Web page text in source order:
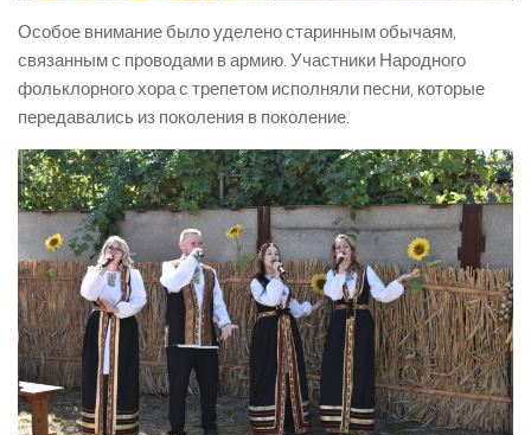
Особое внимание было уделено старинным обычаям,
связанным с проводами в армию. Участники Народного
фольклорного хора с трепетом исполняли песни, которые
передавались из поколения в поколение.